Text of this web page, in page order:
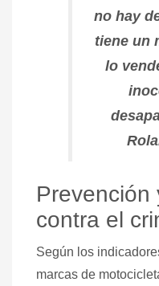
no hay
tiene un
lo
contra el
Según los
marcas de